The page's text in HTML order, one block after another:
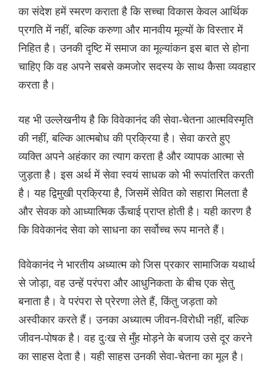
का संदेश हमें स्मरण कराता है कि सच्चा विकास केवल आर्थिक
प्रगति में नहीं, बल्कि करुणा और मानवीय मूल्यों के विस्तार में
निहित है। उनकी दृष्टि में समाज का मूल्यांकन इस बात से होना
चाहिए कि वह अपने सबसे कमजोर सदस्य के साथ कैसा व्यवहार
करता है।
यह भी उल्लेखनीय है कि विवेकानंद की सेवा-चेतना आत्मविस्मृति
की नहीं, बल्कि आत्मबोध की प्रक्रिया है। सेवा करते हुए
व्यक्ति अपने अहंकार का त्याग करता है और व्यापक आत्मा से
जुड़ता है। इस अर्थ में सेवा स्वयं साधक को भी रूपांतरित करती
है। यह द्विमुखी प्रक्रिया है, जिसमें सेवित को सहारा मिलता है
और सेवक को आध्यात्मिक ऊँचाई प्राप्त होती है। यही कारण है
कि विवेकानंद सेवा को साधना का सर्वोच्च रूप मानते हैं।
विवेकानंद ने भारतीय अध्यात्म को जिस प्रकार सामाजिक यथार्थ
से जोड़ा, वह उन्हें परंपरा और आधुनिकता के बीच एक सेतु
बनाता है। वे परंपरा से प्रेरणा लेते हैं, किंतु जड़ता को
अस्वीकार करते हैं। उनका अध्यात्म जीवन-विरोधी नहीं, बल्कि
जीवन-पोषक है। वह दुःख से मुँह मोड़ने के बजाय उसे दूर करने
का साहस देता है। यही साहस उनकी सेवा-चेतना का मूल है।